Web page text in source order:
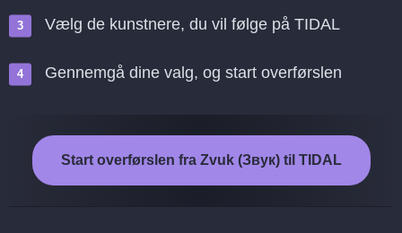
Vælg de kunstnere, du vil følge på TIDAL
Gennemgå dine valg, og start overførslen
Start overførslen fra Zvuk (Звук) til TIDAL